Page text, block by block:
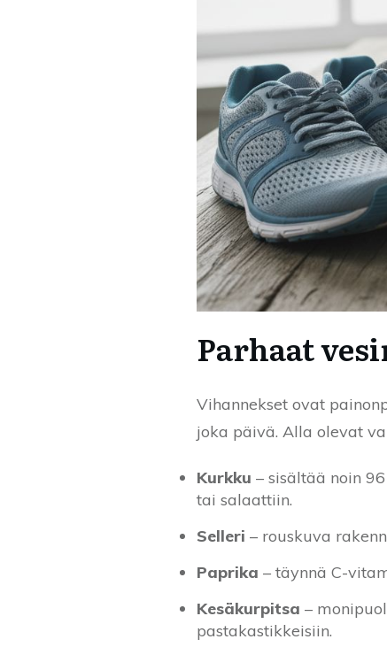
Parhaat
Vihannekset ovat
joka päivä. Alla olevat
Kurkku – sisältää noin
tai salaattiin.
Selleri – rouskuva
Paprika – täynnä C-
Kesäkurpitsa –
pastakastikkeisiin.